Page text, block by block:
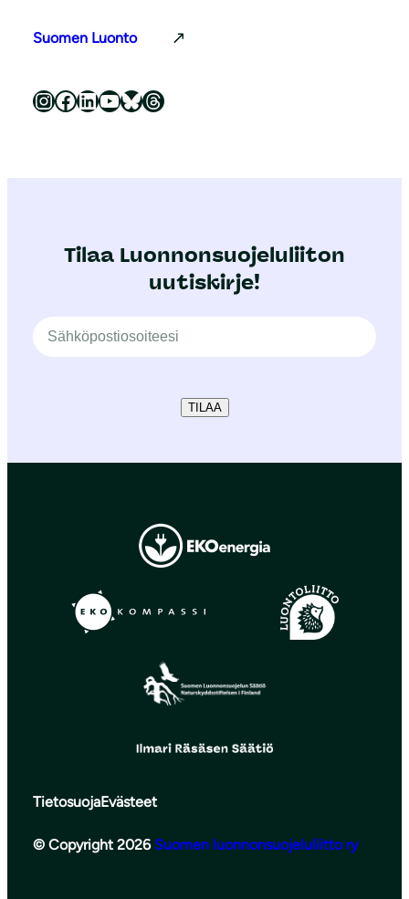
Suomen Luonto
Luonnonsuojeluliitto Instagramissa Luonnonsuojeluliitto Facebookissa Luonnonsuojeluliitto LinkedInissä Luonnonsuojeluliiton YouTube-kanava Luonnonsuojeluliitto Blueskyssa Luonnonsuojeluliitto Threadsissa
Tilaa Luonnonsuojeluliiton
uutiskirje!
TILAA
TietosuojaEvästeet
© Copyright 2026 Suomen luonnonsuojeluliitto ry